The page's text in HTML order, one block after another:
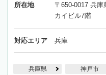
所在地
〒650-0017 兵庫
カイビル7階
対応エリア 兵庫
兵庫県 神戸市